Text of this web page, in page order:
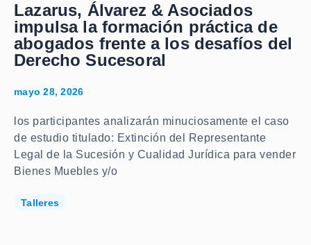
Lazarus, Álvarez & Asociados
impulsa la formación práctica de
abogados frente a los desafíos del
Derecho Sucesoral
mayo 28, 2026
los participantes analizarán minuciosamente el caso
de estudio titulado: Extinción del Representante
Legal de la Sucesión y Cualidad Jurídica para vender
Bienes Muebles y/o
Talleres